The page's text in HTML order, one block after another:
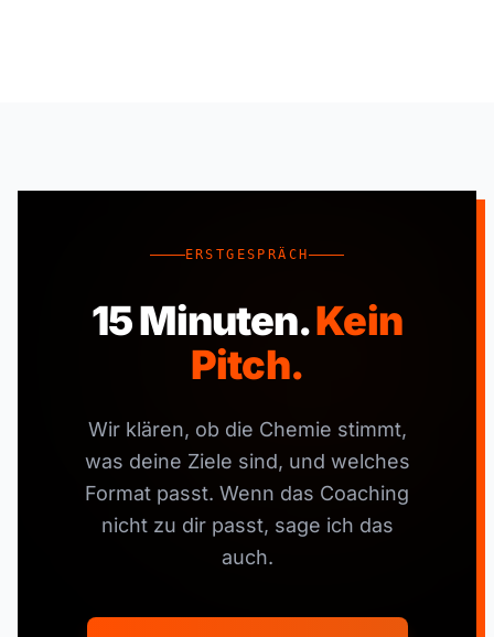
ERSTGESPRÄCH
15 Minuten.Kein
Pitch.
Wir klären, ob die Chemie stimmt,
was deine Ziele sind, und welches
Format passt. Wenn das Coaching
nicht zu dir passt, sage ich das
auch.